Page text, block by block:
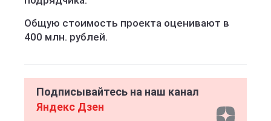
Общую стоимость проекта оценивают в
400 млн. рублей.
Подписывайтесь на наш канал
Яндекс Дзен